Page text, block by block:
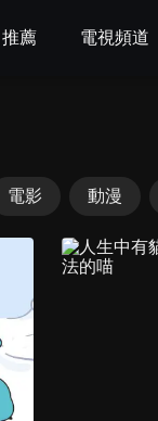
推薦 電視頻道
電影 動漫